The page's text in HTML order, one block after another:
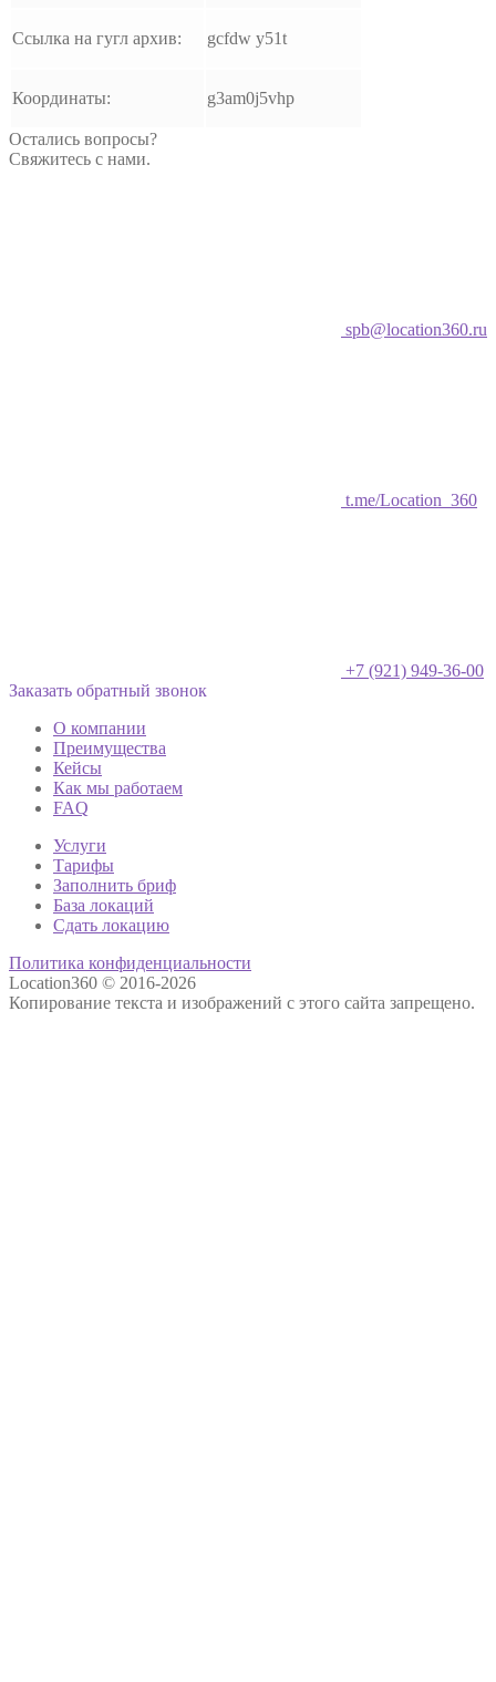
Ссылка на гугл архив: gcfdw y51t
Координаты: g3am0j5vhp
Остались вопросы?
Свяжитесь с нами.
spb@location360.ru
t.me/Location_360
+7 (921) 949-36-00
Заказать обратный звонок
О компании
Преимущества
Кейсы
Как мы работаем
FAQ
Услуги
Тарифы
Заполнить бриф
База локаций
Сдать локацию
Политика конфиденциальности
Location360 © 2016-2026
Копирование текста и изображений с этого сайта запрещено.